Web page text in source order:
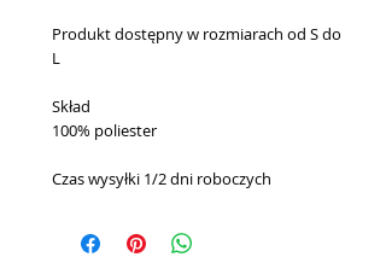
Produkt dostępny w rozmiarach od S do
L
Skład
100% poliester
Czas wysyłki 1/2 dni roboczych